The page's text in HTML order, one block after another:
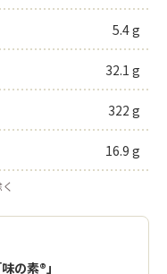
5.4 g
32.1 g
322 g
16.9 g
の素®」